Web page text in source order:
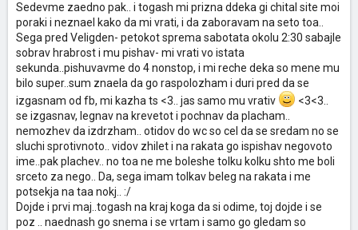
Sedevme zaedno pak.. i togash mi prizna ddeka gi chital site moi
poraki i neznael kako da mi vrati, i da zaboravam na seto toa..
Sega pred Veligden- petokot sprema sabotata okolu 2:30 sabajle
sobrav hrabrost i mu pishav- mi vrati vo istata
sekunda..pishuvavme do 4 nonstop, i mi reche deka so mene mu
bilo super..sum znaela da go raspolozham i duri pred da se
izgasnam od fb, mi kazha ts <3.. jas samo mu vrativ
<3<3..
se izgasnav, legnav na krevetot i pochnav da placham..
nemozhev da izdrzham.. otidov do wc so cel da se sredam no se
sluchi sprotivnoto.. vidov zhilet i na rakata go ispishav negovoto
ime..pak plachev.. no toa ne me boleshe tolku kolku shto me boli
srceto za nego.. Da, sega imam tolkav beleg na rakata i me
potsekja na taa nokj.. :/
Dojde i prvi maj..togash na kraj koga da si odime, toj dojde i se
poz .. naednash go snema i se vrtam i samo go gledam so